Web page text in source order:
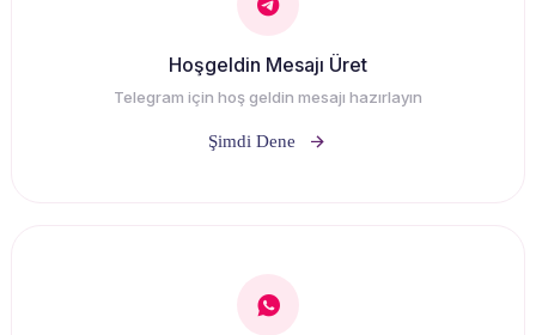
Hoşgeldin Mesajı Üret
Telegram için hoş geldin mesajı hazırlayın
Şimdi Dene